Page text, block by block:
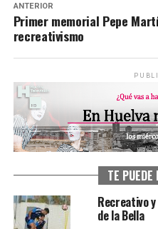
ANTERIOR
Primer memorial Pepe
recreativismo
TE
Recreativo
de la Bella